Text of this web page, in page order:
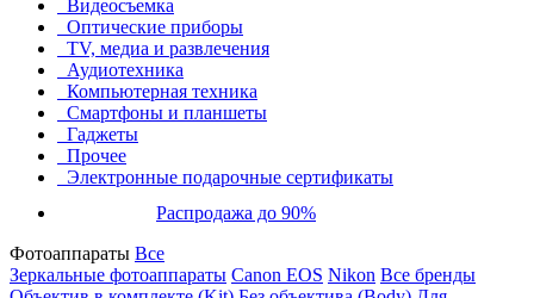
Видеосъемка
Оптические приборы
TV, медиа и развлечения
Аудиотехника
Компьютерная техника
Смартфоны и планшеты
Гаджеты
Прочее
Электронные подарочные сертификаты
Распродажа до 90%
Фотоаппараты Все
Зеркальные фотоаппараты Canon EOS Nikon Все бренды